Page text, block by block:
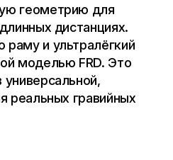
геометрию для
дистанциях.
раму и ультралёгкий
моделью FRD. Это
универсальной,
реальных гравийных